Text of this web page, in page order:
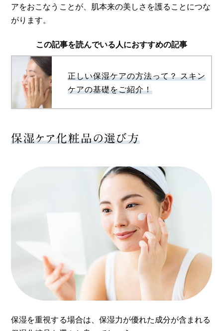
アをおこなうことが、肌本来の美しさを護ることにつな
がります。
この記事を読んでいる人におすすめの記事
正しい保湿ケアの方法って？ スキン
ケアの基礎をご紹介！
保湿ケア化粧品の選び方
保湿を重視する場合は、保湿力が優れた成分が含まれる